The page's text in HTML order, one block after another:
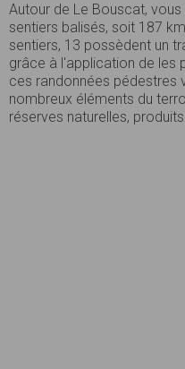
Autour de Le Bouscat,
sentiers balisés, soit 187
sentiers, 13 possèdent un
grâce à l'application de les
ces randonnées pédestres
nombreux éléments du
réserves naturelles,